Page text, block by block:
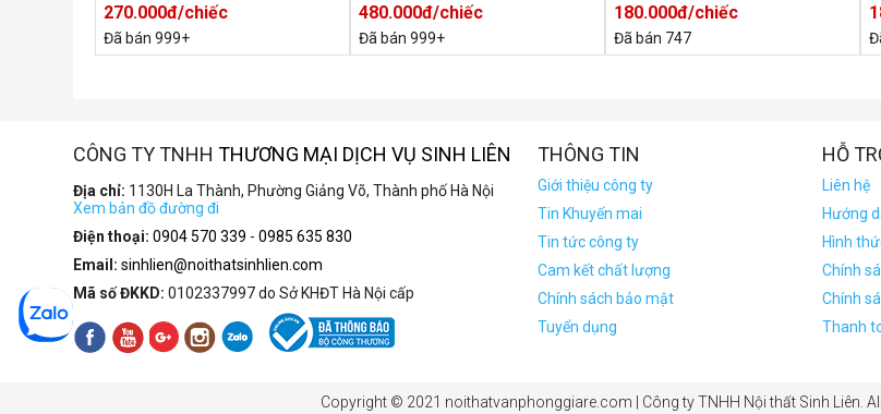
270.000đ/chiếc
Đã bán 999+
480.000đ/chiếc
Đã bán 999+
180.000đ/chiếc
Đã bán 747
CÔNG TY TNHH THƯƠNG MẠI DỊCH VỤ SINH LIÊN
Địa chỉ: 1130H La Thành, Phường Giảng Võ, Thành phố Hà Nội
Xem bản đồ đường đi
Điện thoại: 0904 570 339 - 0985 635 830
Email: sinhlien@noithatsinhlien.com
Mã số ĐKKD: 0102337997 do Sở KHĐT Hà Nội cấp
THÔNG TIN
Giới thiệu công ty
Tin Khuyến mai
Tin tức công ty
Cam kết chất lượng
Chính sách bảo mật
Tuyển dụng
HỖ
Liên hệ
Hướng
Hình
Chính
Chính
Thanh
Copyright © 2021 noithatvanphonggiare.com | Công ty TNHH Nội thất Sinh Liên.